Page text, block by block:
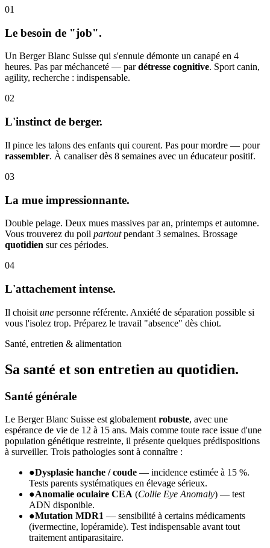
01
Le besoin de "job".
Un Berger Blanc Suisse qui s'ennuie démonte un canapé en 4
heures. Pas par méchanceté — pardétresse cognitive. Sport canin,
agility, recherche : indispensable.
02
L'instinct de berger.
Il pince les talons des enfants qui courent. Pas pour mordre — pour
rassembler. À canaliser dès 8 semaines avec un éducateur positif.
03
La mue impressionnante.
Double pelage. Deux mues massives par an, printemps et automne.
Vous trouverez du poil partoutpendant 3 semaines. Brossage
quotidien sur ces périodes.
04
L'attachement intense.
Il choisit une personne référente. Anxiété de séparation possible si
vous l'isolez trop. Préparez le travail "absence" dès chiot.
Santé, entretien & alimentation
Sa santé et son entretien au quotidien.
Santé générale
Le Berger Blanc Suisse est globalement robuste, avec une
espérance de vie de 12 à 15 ans. Mais comme toute race issue d'une
population génétique restreinte, il présente quelques prédispositions
à surveiller. Trois pathologies sont à connaître :
●Dysplasie hanche / coude — incidence estimée à 15 %.
Tests parents systématiques en élevage sérieux.
●Anomalie oculaire CEA (Collie Eye Anomaly) — test
ADN disponible.
●Mutation MDR1 — sensibilité à certains médicaments
(ivermectine, lopéramide). Test indispensable avant tout
traitement antiparasitaire.